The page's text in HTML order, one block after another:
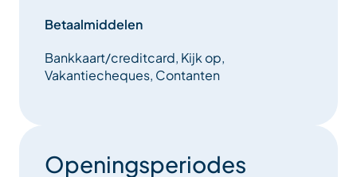
aarzel dan niet om ons te ontmoeten en uw project
Betaalmiddelen
Bankkaart/creditcard, Kijk op,
Vakantiecheques, Contanten
Openingsperiodes